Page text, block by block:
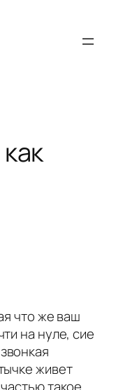
что же ваш
на нуле, сие
живет